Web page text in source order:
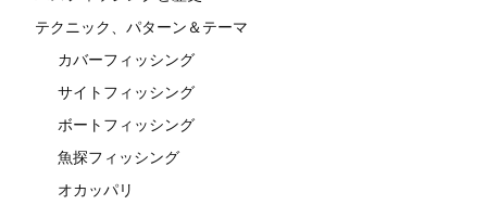
テクニック、パターン＆テーマ
カバーフィッシング
サイトフィッシング
ボートフィッシング
魚探フィッシング
オカッパリ